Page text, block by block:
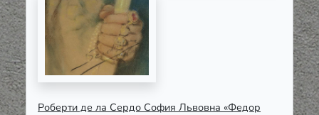
Роберти де ла Сердо София Львовна «Федор